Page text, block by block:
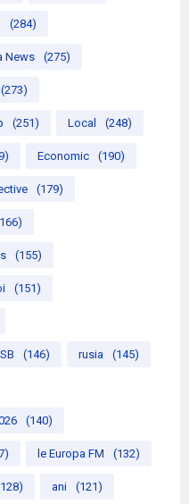
(284)
News (275)
(273)
(251) Local (248)
Economic (190)
(179)
(155)
(151)
(146) rusia (145)
(140)
le Europa FM (132)
ani (121)